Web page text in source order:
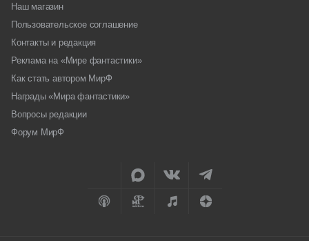
Наш магазин
Пользовательское соглашение
Контакты и редакция
Реклама на «Мире фантастики»
Как стать автором МирФ
Награды «Мира фантастики»
Вопросы редакции
Форум МирФ